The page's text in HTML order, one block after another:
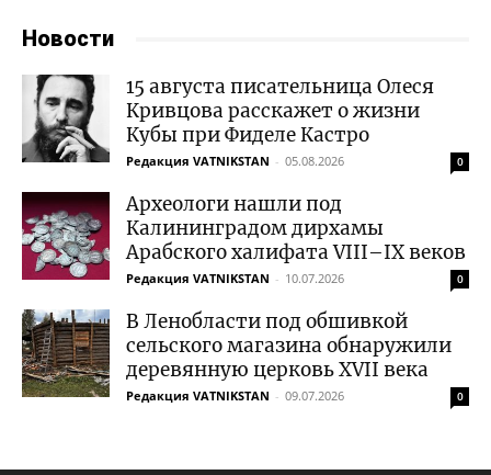
Новости
15 августа писательница Олеся
Кривцова расскажет о жизни
Кубы при Фиделе Кастро
Редакция VATNIKSTAN - 05.08.2026 0
Археологи нашли под
Калининградом дирхамы
Арабского халифата VIII–IX веков
Редакция VATNIKSTAN - 10.07.2026 0
В Ленобласти под обшивкой
сельского магазина обнаружили
деревянную церковь XVII века
Редакция VATNIKSTAN - 09.07.2026 0